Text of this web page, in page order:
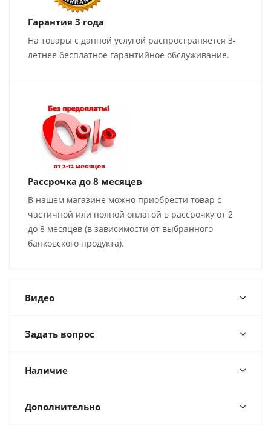
Гарантия 3 года
На товары с данной услугой распространяется 3-
летнее бесплатное гарантийное обслуживание.
Рассрочка до 8 месяцев
В нашем магазине можно приобрести товар с
частичной или полной оплатой в рассрочку от 2
до 8 месяцев (в зависимости от выбранного
банковского продукта).
Видео
Задать вопрос
Наличие
Дополнительно